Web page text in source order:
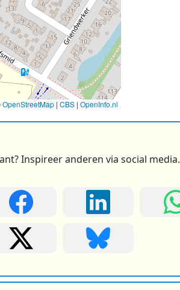
OpenStreetMap | CBS | OpenInfo.nl
Inspireer anderen via social media.